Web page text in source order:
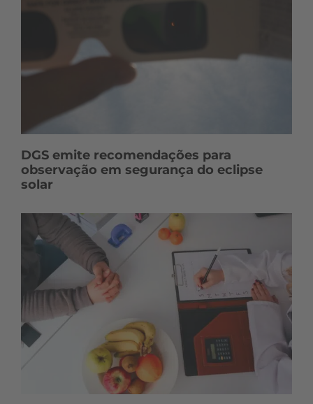
DGS emite recomendações para
observação em segurança do eclipse
solar